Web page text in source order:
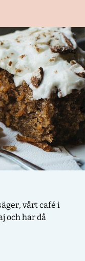
vårt café i
och har då